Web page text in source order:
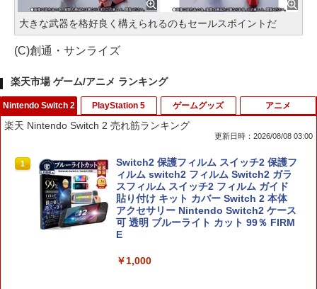
大きな武器を格好良く構えられるのもセールスポイントだ
(C)創通・サンライズ
楽天市場 ゲーム/アニメ ランキング
Nintendo Switch 2
楽天 Nintendo Switch 2 売れ筋ランキング
更新日時：2026/08/08 03:00
1
Switch2 保護フィルム スイッチ2 保護フ
ィルム switch2 フィルム Switch2 ガラ
スフィルム スイッチ2 フィルム ガイド
貼り付け キット カバー Switch 2 本体
アクセサリー Nintendo Switch2 ケース
可 透明 ブルーライト カット 99％ FIRM
E
￥1,000
PlayStation 5 ゲームグッズ アニメ